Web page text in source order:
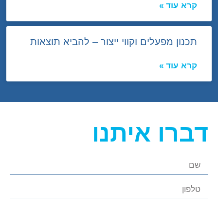
קרא עוד »
תכנון מפעלים וקווי ייצור – להביא תוצאות
קרא עוד »
דברו איתנו